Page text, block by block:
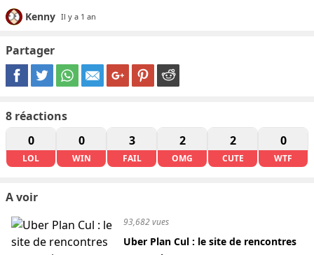
Kenny Il y a 1 an
Partager
8 réactions
0
LOL
0
WIN
3
FAIL
2
OMG
2
CUTE
0
WTF
A voir
93,682 vues
Uber Plan Cul : le site de rencontres